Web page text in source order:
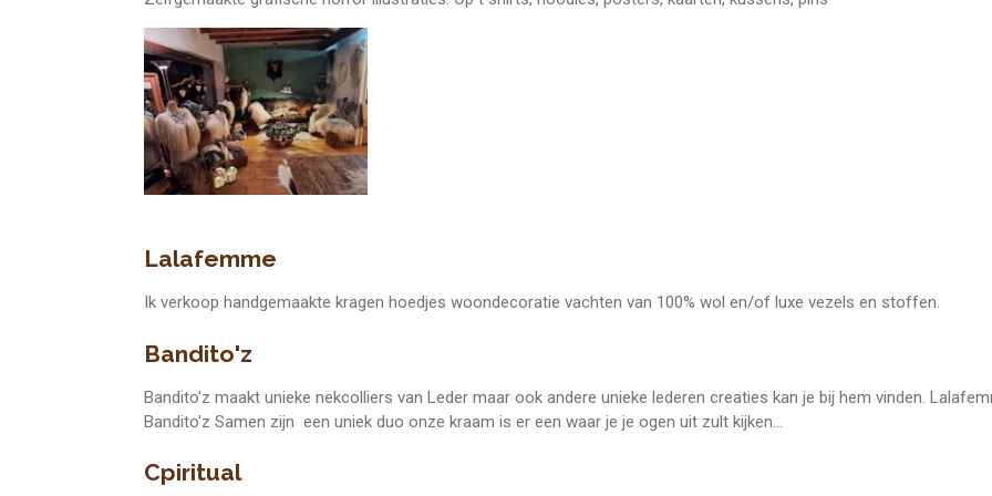
Lalafemme
Ik verkoop handgemaakte kragen hoedjes woondecoratie vachten van 100% wol en/of luxe vezels en stoffen.
Bandito'z
Bandito'z maakt unieke nekcolliers van Leder maar ook andere unieke lederen creaties kan je bij hem vinden.
Bandito'z Samen zijn een uniek duo onze kraam is er een waar je je ogen uit zult kijken...
Cpiritual